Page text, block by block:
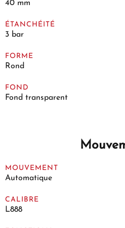
40 mm
ÉTANCHÉITÉ
3 bar
FORME
Rond
FOND
Fond transparent
MOUVEMENT
Automatique
CALIBRE
L888